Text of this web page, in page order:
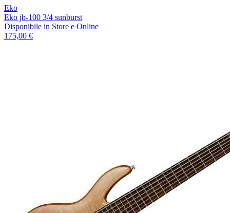
Eko
Eko jb-100 3/4 sunburst
Disponibile in Store e Online
175,00 €